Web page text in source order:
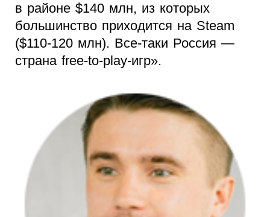
в районе $140 млн, из которых
большинство приходится на Steam
($110-120 млн). Все-таки Россия —
страна free-to-play-игр».